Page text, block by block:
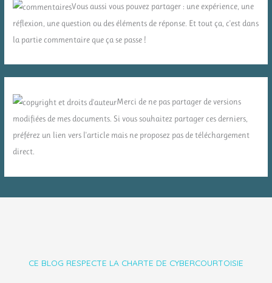
Vous aussi vous pouvez partager : une expérience, une
réflexion, une question ou des éléments de réponse. Et tout ça, c'est dans
la partie commentaire que ça se passe !
Merci de ne pas partager de versions
modifiées de mes documents. Si vous souhaitez partager ces derniers,
préférez un lien vers l'article mais ne proposez pas de téléchargement
direct.
CE BLOG RESPECTE LA CHARTE DE CYBERCOURTOISIE